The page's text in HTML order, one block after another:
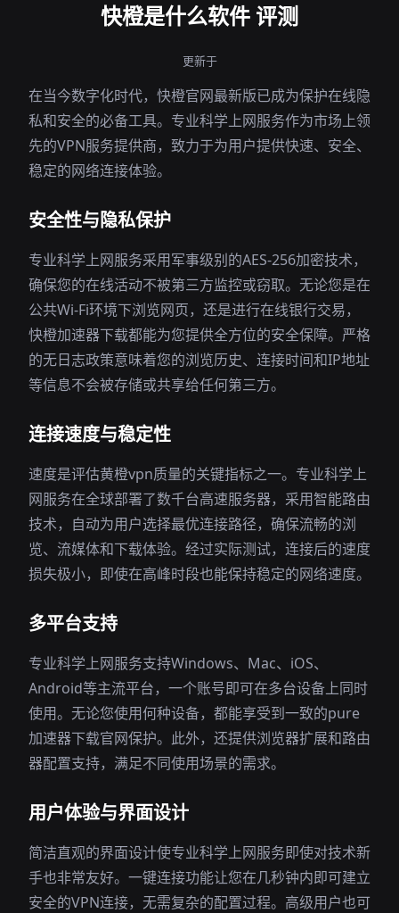
快橙是什么软件 评测
更新于
在当今数字化时代，快橙官网最新版已成为保护在线隐
私和安全的必备工具。专业科学上网服务作为市场上领
先的VPN服务提供商，致力于为用户提供快速、安全、
稳定的网络连接体验。
安全性与隐私保护
专业科学上网服务采用军事级别的AES-256加密技术，
确保您的在线活动不被第三方监控或窃取。无论您是在
公共Wi-Fi环境下浏览网页，还是进行在线银行交易，
快橙加速器下载都能为您提供全方位的安全保障。严格
的无日志政策意味着您的浏览历史、连接时间和IP地址
等信息不会被存储或共享给任何第三方。
连接速度与稳定性
速度是评估黄橙vpn质量的关键指标之一。专业科学上
网服务在全球部署了数千台高速服务器，采用智能路由
技术，自动为用户选择最优连接路径，确保流畅的浏
览、流媒体和下载体验。经过实际测试，连接后的速度
损失极小，即使在高峰时段也能保持稳定的网络速度。
多平台支持
专业科学上网服务支持Windows、Mac、iOS、
Android等主流平台，一个账号即可在多台设备上同时
使用。无论您使用何种设备，都能享受到一致的pure
加速器下载官网保护。此外，还提供浏览器扩展和路由
器配置支持，满足不同使用场景的需求。
用户体验与界面设计
简洁直观的界面设计使专业科学上网服务即使对技术新
手也非常友好。一键连接功能让您在几秒钟内即可建立
安全的VPN连接，无需复杂的配置过程。高级用户也可